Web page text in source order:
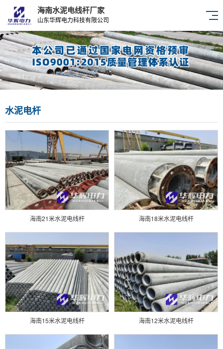
海南水泥电线杆厂家
山东华辉电力科技有限公司
水泥电杆
海南21米水泥电线杆 海南18米水泥电线杆
海南15米水泥电线杆 海南12米水泥电线杆